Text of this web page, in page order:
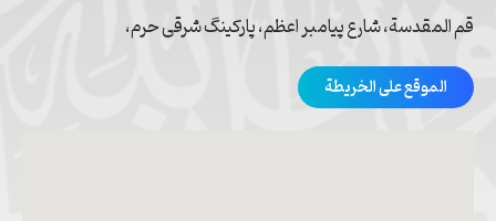
قم المقدسة، شارع پیامبر اعظم، پارکینگ شرقی حرم،
الموقع على الخريطة